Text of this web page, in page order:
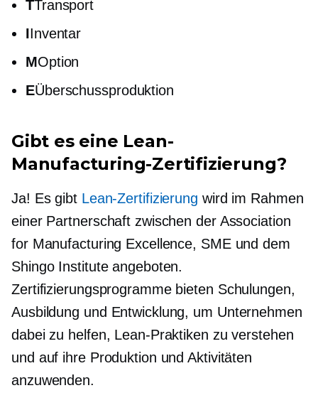
TTransport
IInventar
MOption
EÜberschussproduktion
Gibt es eine Lean-
Manufacturing-Zertifizierung?
Ja! Es gibt Lean-Zertifizierung wird im Rahmen
einer Partnerschaft zwischen der Association
for Manufacturing Excellence, SME und dem
Shingo Institute angeboten.
Zertifizierungsprogramme bieten Schulungen,
Ausbildung und Entwicklung, um Unternehmen
dabei zu helfen, Lean-Praktiken zu verstehen
und auf ihre Produktion und Aktivitäten
anzuwenden.